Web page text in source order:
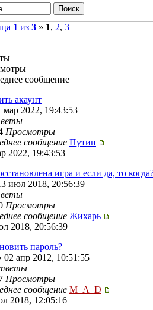
1 из 3 » 1, 2, 3
сообщение
акаунт
мар 2022, 19:43:53
Просмотры
сообщение Путин
2022, 19:43:53
игра и если да, то
июл 2018, 20:56:39
Просмотры
сообщение Жихарь
2018, 20:56:39
пароль?
02 апр 2012, 10:51:55
Просмотры
сообщение M_A_D
2018, 12:05:16